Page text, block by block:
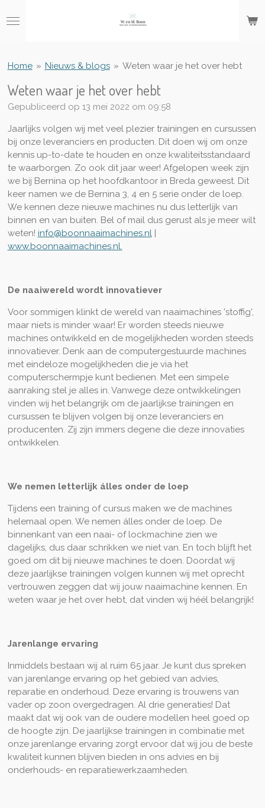
direct
hoofdinhoud
Home » Nieuws & blogs » Weten waar je het over hebt
Weten waar je het over hebt
Gepubliceerd op 13 mei 2022 om 09:58
Jaarlijks volgen wij met veel plezier trainingen en cursussen
bij onze leveranciers en producten. Dit doen wij om onze
kennis up-to-date te houden en onze kwaliteitsstandaard
te waarborgen. Zo ook dit jaar weer! Afgelopen week zijn
we bij Bernina op het hoofdkantoor in Breda geweest. Dit
keer namen we de Bernina 3, 4 en 5 serie onder de loep.
We kennen deze nieuwe machines nu dus letterlijk van
binnen en van buiten. Bel of mail dus gerust als je meer wilt
weten! info@boonnaaimachines.nl|
www.boonnaaimachines.nl.
De naaiwereld wordt innovatiever
Voor sommigen klinkt de wereld van naaimachines 'stoffig',
maar niets is minder waar! Er worden steeds nieuwe
machines ontwikkeld en de mogelijkheden worden steeds
innovatiever. Denk aan de computergestuurde machines
met eindeloze mogelijkheden die je via het
computerschermpje kunt bedienen. Met een simpele
aanraking stel je alles in. Vanwege deze ontwikkelingen
vinden wij het belangrijk om de jaarlijkse trainingen en
cursussen te blijven volgen bij onze leveranciers en
producenten. Zij zijn immers degene die deze innovaties
ontwikkelen.
We nemen letterlijk álles onder de loep
Tijdens een training of cursus maken we de machines
helemaal open. We nemen álles onder de loep. De
binnenkant van een naai- of lockmachine zien we
dagelijks, dus daar schrikken we niet van. En toch blijft het
goed om dit bij nieuwe machines te doen. Doordat wij
deze jaarlijkse trainingen volgen kunnen wij met oprecht
vertrouwen zeggen dat wij jouw naaimachine kennen. En
weten waar je het over hebt, dat vinden wij héél belangrijk!
Jarenlange ervaring
Inmiddels bestaan wij al ruim 65 jaar. Je kunt dus spreken
van jarenlange ervaring op het gebied van advies,
reparatie en onderhoud. Deze ervaring is trouwens van
vader op zoon overgedragen. Al drie generaties! Dat
maakt dat wij ook van de oudere modellen heel goed op
de hoogte zijn. De jaarlijkse trainingen in combinatie met
onze jarenlange ervaring zorgt ervoor dat wij jou de beste
kwaliteit kunnen blijven bieden in ons advies en bij
onderhouds- en reparatiewerkzaamheden.